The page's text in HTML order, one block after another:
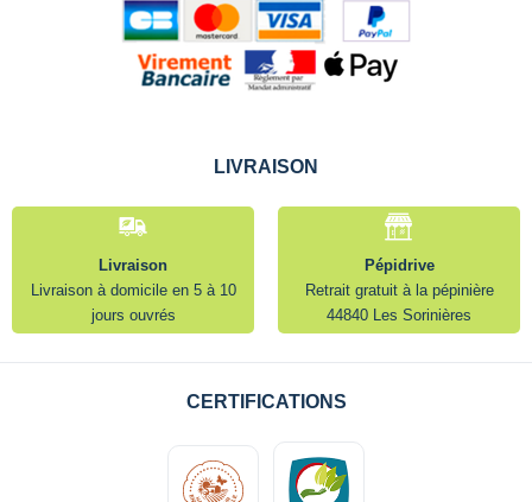
LIVRAISON
Livraison
Livraison à domicile en 5 à 10
jours ouvrés
Pépidrive
Retrait gratuit à la pépinière
44840 Les Sorinières
CERTIFICATIONS